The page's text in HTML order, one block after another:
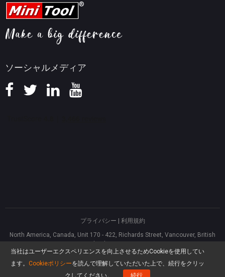
当社はユーザーエクスペリエンスを向上させるためCookieを使用してい
ます。 Cookieポリシーを読んで理解していただいた上で、続行をクリッ
クしてください。
続行
ソーシャルメディア
ビデオ変換ヒント
画面録画ヒント
知識ベース
ヘルプ
プライバシー
利用規約
North America, Canada, Unit 170 - 422, Richards Street, Vancouver, British
Asia, Hong Kong, Suite 820,8/F., Ocean Centre, Harbour City, 5 Canton Road,
Tsim Sha Tsui, Kowloon
2026 MiniTool Software Limited, All rights reserved.